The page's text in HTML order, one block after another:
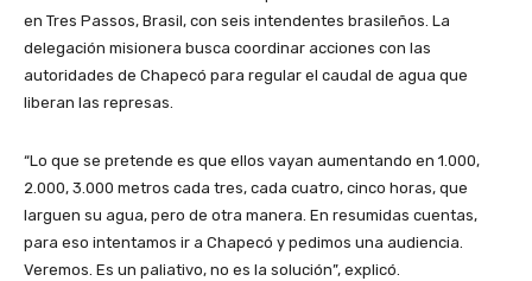
en Tres Passos, Brasil, con seis intendentes brasileños. La
delegación misionera busca coordinar acciones con las
autoridades de Chapecó para regular el caudal de agua que
liberan las represas.
“Lo que se pretende es que ellos vayan aumentando en 1.000,
2.000, 3.000 metros cada tres, cada cuatro, cinco horas, que
larguen su agua, pero de otra manera. En resumidas cuentas,
para eso intentamos ir a Chapecó y pedimos una audiencia.
Veremos. Es un paliativo, no es la solución”, explicó.